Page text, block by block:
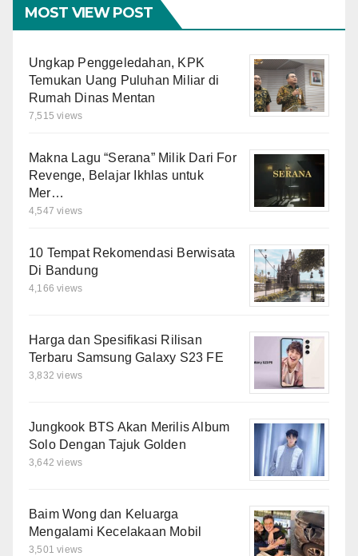
MOST VIEW POST
Ungkap Penggeledahan, KPK
Temukan Uang Puluhan Miliar di
Rumah Dinas Mentan
7,515 views
Makna Lagu “Serana” Milik Dari For
Revenge, Belajar Ikhlas untuk
Mer…
4,547 views
10 Tempat Rekomendasi Berwisata
Di Bandung
4,166 views
Harga dan Spesifikasi Rilisan
Terbaru Samsung Galaxy S23 FE
3,832 views
Jungkook BTS Akan Merilis Album
Solo Dengan Tajuk Golden
3,642 views
Baim Wong dan Keluarga
Mengalami Kecelakaan Mobil
3,501 views